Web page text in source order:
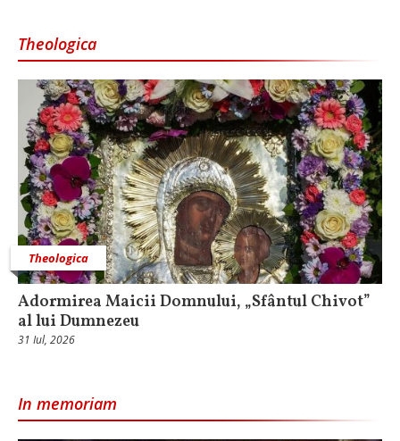
Theologica
Theologica
Adormirea Maicii Domnului, „Sfântul Chivot”
al lui Dumnezeu
31 Iul, 2026
In memoriam